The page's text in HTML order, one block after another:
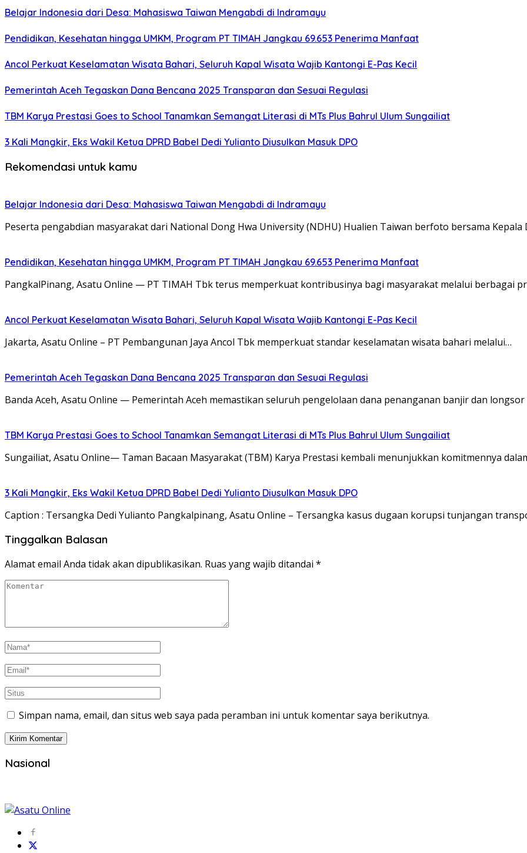
Belajar Indonesia dari Desa: Mahasiswa Taiwan Mengabdi di Indramayu
Pendidikan, Kesehatan hingga UMKM, Program PT TIMAH Jangkau 69.653 Penerima Manfaat
Ancol Perkuat Keselamatan Wisata Bahari, Seluruh Kapal Wisata Wajib Kantongi E-Pas Kecil
Pemerintah Aceh Tegaskan Dana Bencana 2025 Transparan dan Sesuai Regulasi
TBM Karya Prestasi Goes to School Tanamkan Semangat Literasi di MTs Plus Bahrul Ulum Sungailiat
3 Kali Mangkir, Eks Wakil Ketua DPRD Babel Dedi Yulianto Diusulkan Masuk DPO
Rekomendasi untuk kamu
Belajar Indonesia dari Desa: Mahasiswa Taiwan Mengabdi di Indramayu
Peserta pengabdian masyarakat dari National Dong Hwa University (NDHU) Hualien Taiwan berfoto bersama Kepala
Pendidikan, Kesehatan hingga UMKM, Program PT TIMAH Jangkau 69.653 Penerima Manfaat
PangkalPinang, Asatu Online — PT TIMAH Tbk terus memperkuat kontribusinya bagi masyarakat melalui berbagai
Ancol Perkuat Keselamatan Wisata Bahari, Seluruh Kapal Wisata Wajib Kantongi E-Pas Kecil
Jakarta, Asatu Online – PT Pembangunan Jaya Ancol Tbk memperkuat standar keselamatan wisata bahari melalui…
Pemerintah Aceh Tegaskan Dana Bencana 2025 Transparan dan Sesuai Regulasi
Banda Aceh, Asatu Online — Pemerintah Aceh memastikan seluruh pengelolaan dana penanganan banjir dan
TBM Karya Prestasi Goes to School Tanamkan Semangat Literasi di MTs Plus Bahrul Ulum Sungailiat
Sungailiat, Asatu Online— Taman Bacaan Masyarakat (TBM) Karya Prestasi kembali menunjukkan komitmennya
3 Kali Mangkir, Eks Wakil Ketua DPRD Babel Dedi Yulianto Diusulkan Masuk DPO
Caption : Tersangka Dedi Yulianto Pangkalpinang, Asatu Online – Tersangka kasus dugaan korupsi tunjangan
Tinggalkan Balasan
Alamat email Anda tidak akan dipublikasikan. Ruas yang wajib ditandai *
Simpan nama, email, dan situs web saya pada peramban ini untuk komentar saya berikutnya.
Nasional